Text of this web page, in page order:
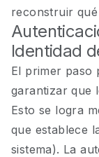
reconstruir
Identidad
El primer paso
garantizar que
Esto se logra
que establece
sistema). La